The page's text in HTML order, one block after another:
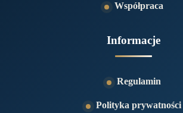
Współpraca
Informacje
Regulamin
Polityka prywatności